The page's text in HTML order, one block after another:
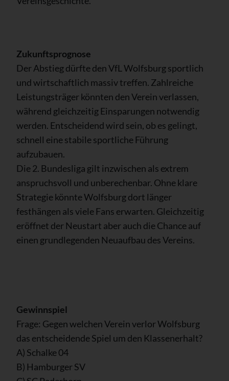
Zukunftsprognose
Der Abstieg dürfte den VfL Wolfsburg sportlich
und wirtschaftlich massiv treffen. Zahlreiche
Leistungsträger könnten den Verein verlassen,
während gleichzeitig Einsparungen notwendig
werden. Entscheidend wird sein, ob es gelingt,
schnell eine stabile sportliche Führung
aufzubauen.
Die 2. Bundesliga gilt inzwischen als extrem
anspruchsvoll und unberechenbar. Ohne klare
Strategie könnte Wolfsburg dort länger
festhängen als viele Fans erwarten. Gleichzeitig
eröffnet der Neustart aber auch die Chance auf
einen grundlegenden Neuaufbau des Vereins.
Gewinnspiel
Frage: Gegen welchen Verein verlor Wolfsburg
das entscheidende Spiel um den Klassenerhalt?
A) Schalke 04
B) Hamburger SV